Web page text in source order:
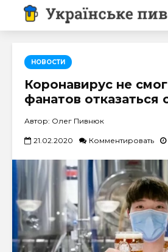
НОВОСТИ
Коронавирус не
фанатов отказаться
Автор: Олег Пивнюк
21.02.2020 Комментировать